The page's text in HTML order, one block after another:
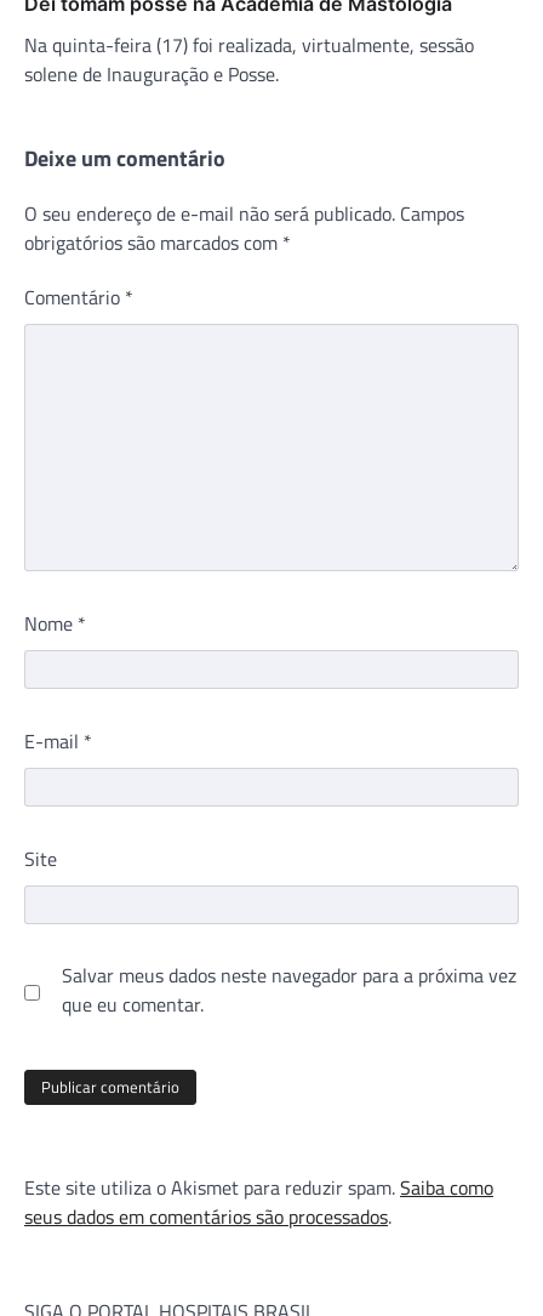
Na quinta-feira (17) foi realizada, virtualmente, sessão
solene de Inauguração e Posse.
Deixe um comentário
O seu endereço de e-mail não será publicado. Campos
obrigatórios são marcados com *
Comentário *
Nome *
E-mail *
Site
Salvar meus dados neste navegador para a próxima vez
que eu comentar.
Este site utiliza o Akismet para reduzir spam.Saiba como
seus dados em comentários são processados.